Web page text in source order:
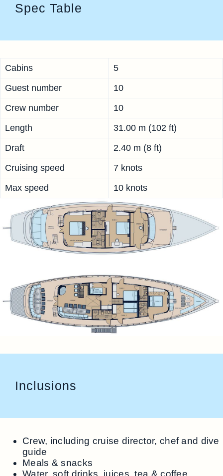
Spec Table
Cabins
5
Guest number
10
Crew number
10
Length
31.00 m (102 ft)
Draft
2.40 m (8 ft)
Cruising speed
7 knots
Max speed
10 knots
Inclusions
Crew, including cruise director, chef and dive
guide
Meals & snacks
Water, soft drinks, juices, tea & coffee